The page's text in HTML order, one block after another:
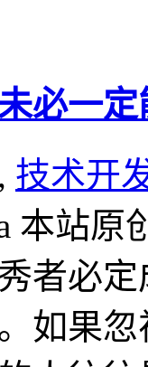
必一
技术开
本站原
者必
如果